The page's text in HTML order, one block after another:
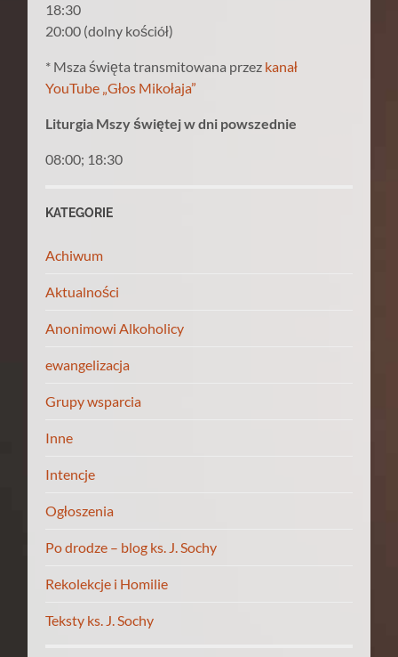
18:30
20:00 (dolny kościół)
* Msza święta transmitowana przez kanał
YouTube „Głos Mikołaja”
Liturgia Mszy świętej w dni powszednie
08:00; 18:30
KATEGORIE
Achiwum
Aktualności
Anonimowi Alkoholicy
ewangelizacja
Grupy wsparcia
Inne
Intencje
Ogłoszenia
Po drodze – blog ks. J. Sochy
Rekolekcje i Homilie
Teksty ks. J. Sochy